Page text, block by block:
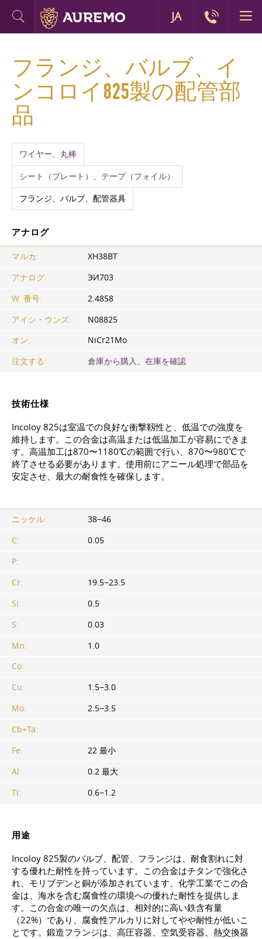
フランジ、バルブ、イ
ンコロイ825製の配管部
品
ワイヤー、丸棒
シート（プレート）、テープ（フォイル）
フランジ、バルブ、配管器具
アナログ
マルカ:
ХН38ВТ
アナログ:
ЭИ703
W. 番号:
2.4858
アイシ・ウンズ:
N08825
オン:
NiCr21Mo
注文する:
倉庫から購入、在庫を確認
技術仕様
Incoloy 825は室温での良好な衝撃靱性と、低温での強度を
維持します。この合金は高温または低温加工が容易にできま
す。高温加工は870〜1180℃の範囲で行い、870〜980℃で
終了させる必要があります。使用前にアニール処理で部品を
安定させ、最大の耐食性を確保します。
ニッケル:
38−46
C:
0.05
P:
Cr:
19.5−23.5
Si:
0.5
S:
0.03
Mn:
1.0
Co:
Cu:
1.5−3.0
Mo:
2.5−3.5
Cb+Ta:
Fe:
22 最小
Al:
0.2 最大
Ti:
0.6−1.2
用途
Incoloy 825製のバルブ、配管、フランジは、耐食割れに対
する優れた耐性を持っています。この合金はチタンで強化さ
れ、モリブデンと銅が添加されています。化学工業でこの合
金は、海水を含む腐食性の環境への優れた耐性を提供しま
す。この合金の唯一の欠点は、相対的に高い鉄含有量
（22%）であり、腐食性アルカリに対してやや耐性が低いこ
とです。鍛造フランジは、高圧容器、空気受容器、熱交換器
JA